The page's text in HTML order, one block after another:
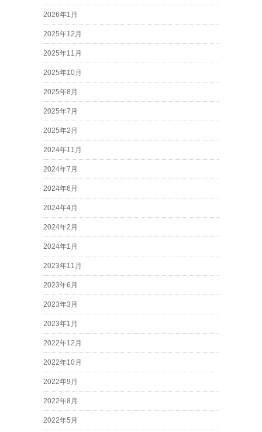
2026年1月
2025年12月
2025年11月
2025年10月
2025年8月
2025年7月
2025年2月
2024年11月
2024年7月
2024年6月
2024年4月
2024年2月
2024年1月
2023年11月
2023年6月
2023年3月
2023年1月
2022年12月
2022年10月
2022年9月
2022年8月
2022年5月